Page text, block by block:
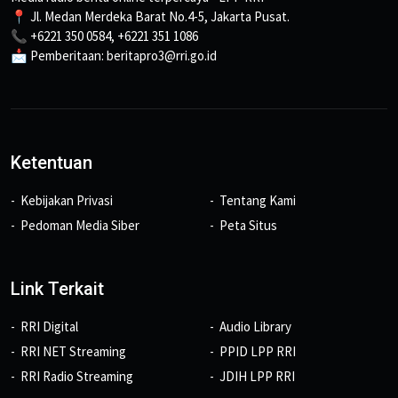
📍 Jl. Medan Merdeka Barat No.4-5, Jakarta Pusat.
📞 +6221 350 0584, +6221 351 1086
📩 Pemberitaan: beritapro3@rri.go.id
Ketentuan
Kebijakan Privasi
Pedoman Media Siber
Tentang Kami
Peta Situs
Link Terkait
RRI Digital
RRI NET Streaming
RRI Radio Streaming
Audio Library
PPID LPP RRI
JDIH LPP RRI